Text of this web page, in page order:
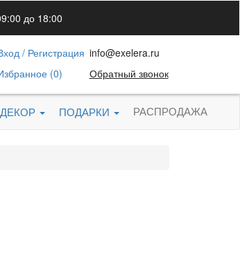
до 18:00
/ Регистрация
(0)
info@exelera.ru
Обратный звонок
ДЕКОР ПОДАРКИ РАСПРОДАЖА